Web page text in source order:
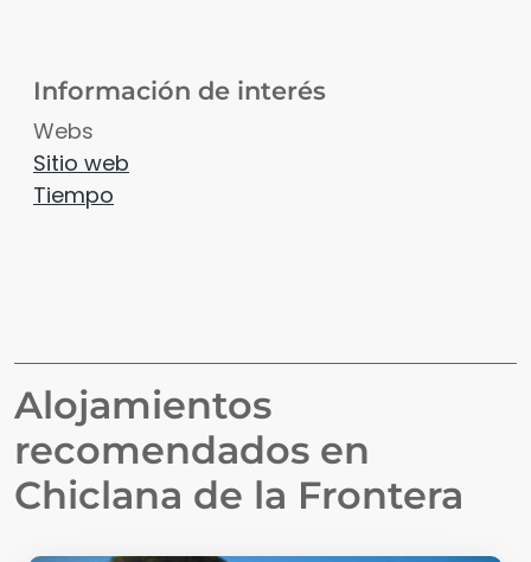
Información de interés
Webs
Sitio web
Tiempo
Alojamientos
recomendados en
Chiclana de la Frontera